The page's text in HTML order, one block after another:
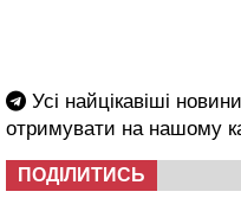
Усі найцікавіші
отримувати на нашому
ПОДІЛИТИСЬ